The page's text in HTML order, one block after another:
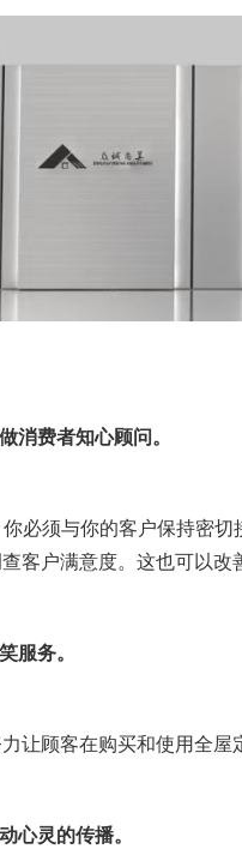
消费者知心顾问。
必须与你的客户保持密
客户满意度。这也可以改
服务。
让顾客在购买和使用全屋
心灵的传播。